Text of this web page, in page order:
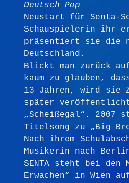
Deutsch Pop
Neustart für Senta-
Schauspielerin ihr
präsentiert sie die
Deutschland.
Blickt man zurück
kaum zu glauben,
13 Jahren, wird sie
später
„Scheißegal“. 2007
Titelsong zu „Big
Nach ihrem
Musikerin nach
SENTA steht bei
Erwachen“ in Wien